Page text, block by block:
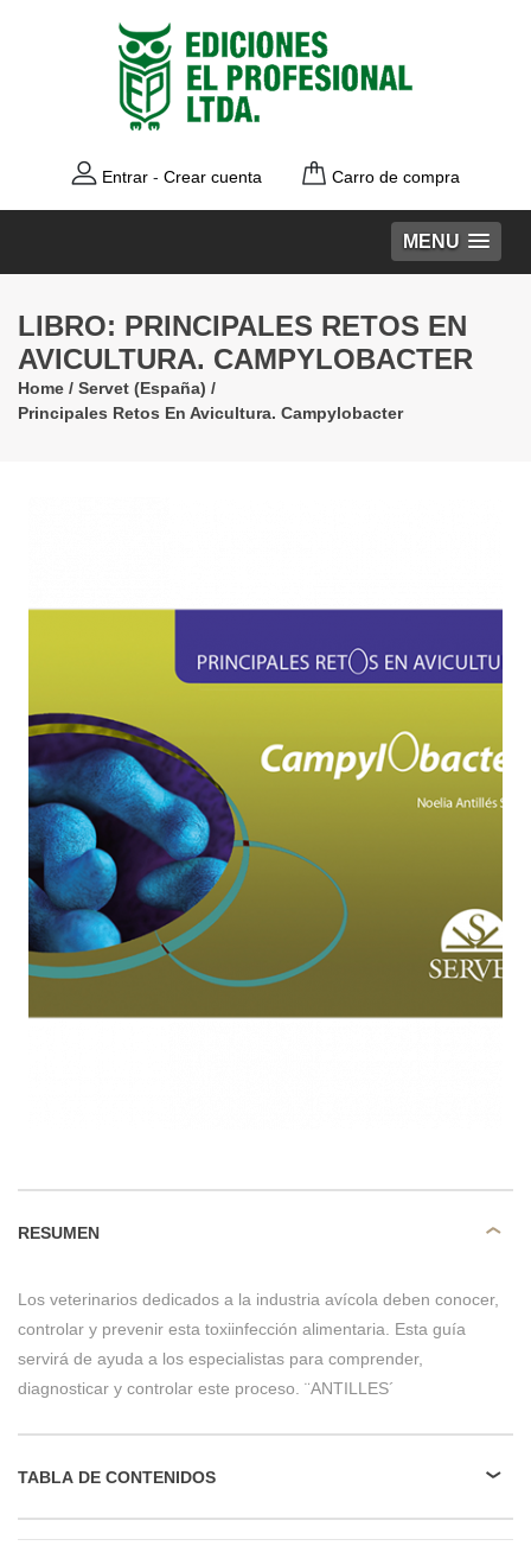
Entrar - Crear cuenta Carro de compra
MENU
LIBRO: PRINCIPALES RETOS EN
AVICULTURA. CAMPYLOBACTER
Home / Servet (España) /
Principales Retos En Avicultura. Campylobacter
RESUMEN
Los veterinarios dedicados a la industria avícola deben conocer,
controlar y prevenir esta toxiinfección alimentaria. Esta guía
servirá de ayuda a los especialistas para comprender,
diagnosticar y controlar este proceso. ¨ANTILLES´
TABLA DE CONTENIDOS